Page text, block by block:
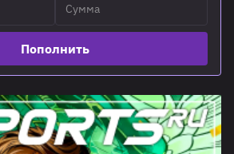
Пополнить